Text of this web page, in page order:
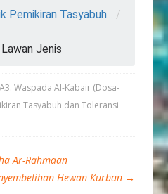
Pemikiran Tasyabuh... /
Jenis
A3. Waspada Al-Kabair (Dosa-
Tasyabuh dan Toleransi
Ar-Rahmaan
Hewan Kurban →